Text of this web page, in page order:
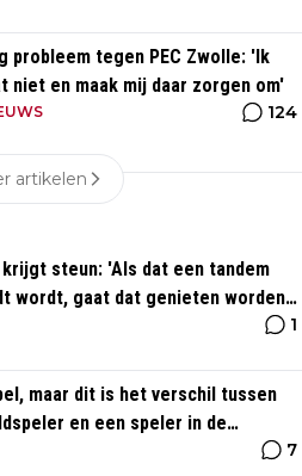
probleem tegen PEC Zwolle: 'Ik
niet en maak mij daar zorgen om'
124
artikelen
krijgt steun: 'Als dat een tandem
wordt, gaat dat genieten worden
1
maar dit is het verschil tussen
en een speler in de
7